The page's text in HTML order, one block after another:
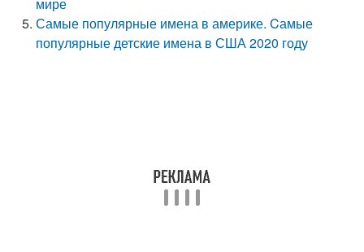
Самые популярные имена в америке. Cамые
популярные детские имена в США 2020 году